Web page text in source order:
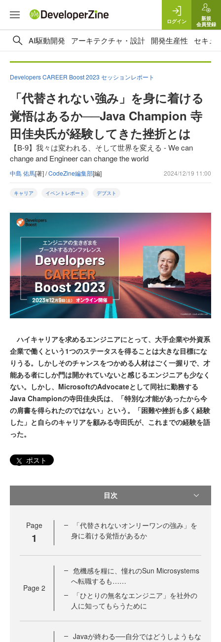
ログイン
新規
会員登録
AI駆動開発 アーキテクチャ・設計 開発生産性 セキュ
Developers CAREER Boost 2023 セッションレポート
「代替されない強み」を身に着ける
覚悟はあるか──Java Champion 寺
田佳央氏が経験してきた挫折とは
【B-9】我々は変われる、そして世界を変える - We can
change and Engineer can change the world
中島 佑馬[著] /CodeZine編集部[編] 2024/12/19 11:00
キャリア イベントレポート デブスト
ハイキャリアを求めるエンジニアにとって、大手企業や外資系
企業で働くという1つのステータスを得ることは大きな目標にな
りうる。しかしそのチャンスをつかめる人材はごく一握りで、才
能ある者にしか門は開かれていないと感じるエンジニアも少なく
ない。しかし、MicrosoftのAdvocateとして同社に勤務する
Java Championの寺田佳央氏は、「特別な才能があったから今
の肩書を得られたのではない」という。「困難や挫折も多く経験
した」と自らのキャリアを顧みる寺田氏が、これまでの経験を語
った。
ポスト
目次
Page
1
「代替されないオンリーワンの強み」を
身に着ける覚悟があるか
Page 2
危機感を糧に、憧れのSun Microsystems
へ転職するも……
「ひとりの無名なエンジニア」を社外の
人に知ってもらうために
Javaが終わる──自分ではどうしようもな